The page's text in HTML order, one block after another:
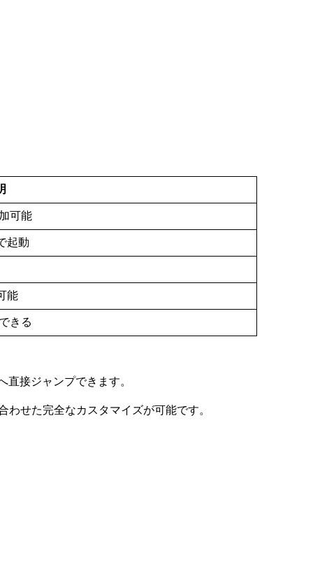
可能
起動
能
きる
接ジャンプできます。
せた完全なカスタマイズが可能です。